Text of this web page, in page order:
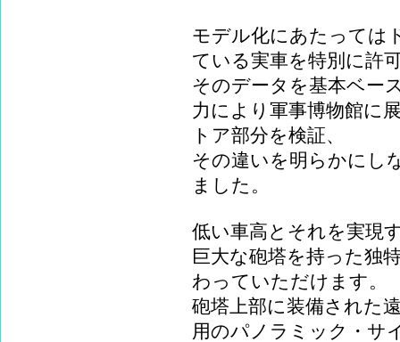
モデル化にあたっては
ている実車を特別に許
そのデータを基本ベー
力により軍事博物館に
トア部分を検証、
その違いを明らかにし
ました。
低い車高とそれを実現
巨大な砲塔を持った独
わっていただけます。
砲塔上部に装備された
用のパノラミック・サ